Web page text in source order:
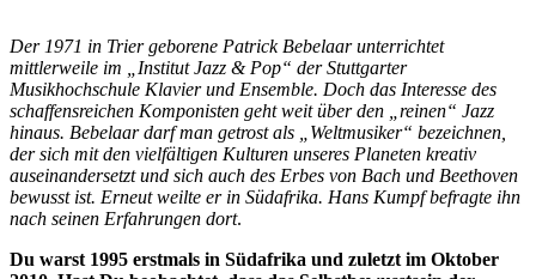
Der 1971 in Trier geborene Patrick Bebelaar unterrichtet
mittlerweile im „Institut Jazz & Pop“ der Stuttgarter
Musikhochschule Klavier und Ensemble. Doch das Interesse des
schaffensreichen Komponisten geht weit über den „reinen“ Jazz
hinaus. Bebelaar darf man getrost als „Weltmusiker“ bezeichnen,
der sich mit den vielfältigen Kulturen unseres Planeten kreativ
auseinandersetzt und sich auch des Erbes von Bach und Beethoven
bewusst ist. Erneut weilte er in Südafrika. Hans Kumpf befragte ihn
nach seinen Erfahrungen dort.
Du warst 1995 erstmals in Südafrika und zuletzt im Oktober